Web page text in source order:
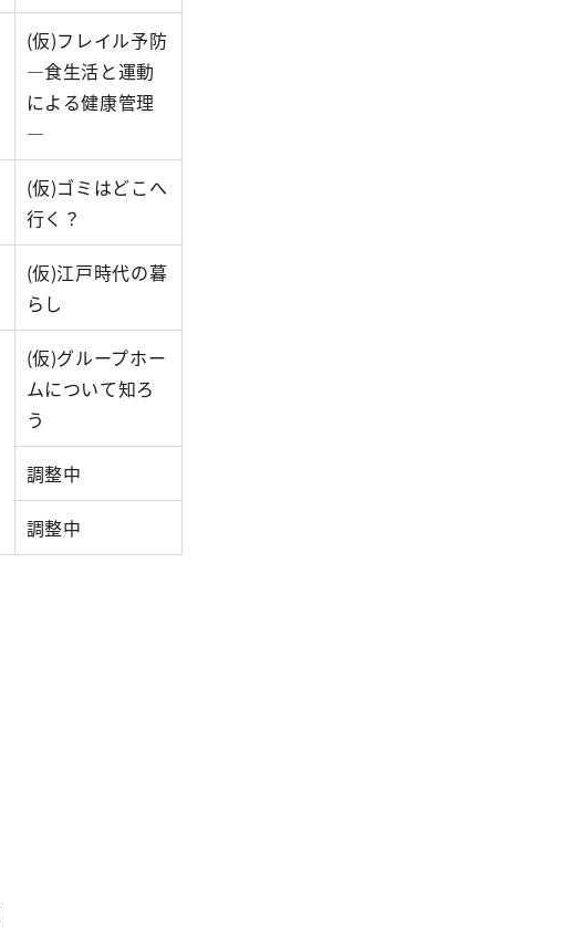
(仮)フレイル予防
―食生活と運動
による健康管理
―
(仮)ゴミはどこへ
行く？
(仮)江戸時代の暮
らし
(仮)グループホー
ムについて知ろ
う
調整中
調整中